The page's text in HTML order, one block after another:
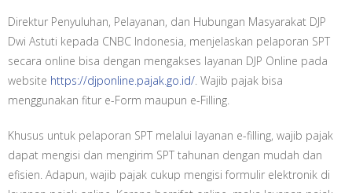
Direktur Penyuluhan, Pelayanan, dan Hubungan Masyarakat DJP
Dwi Astuti kepada CNBC Indonesia, menjelaskan pelaporan SPT
secara online bisa dengan mengakses layanan DJP Online pada
website https://djponline.pajak.go.id/. Wajib pajak bisa
menggunakan fitur e-Form maupun e-Filling.
Khusus untuk pelaporan SPT melalui layanan e-filling, wajib pajak
dapat mengisi dan mengirim SPT tahunan dengan mudah dan
efisien. Adapun, wajib pajak cukup mengisi formulir elektronik di